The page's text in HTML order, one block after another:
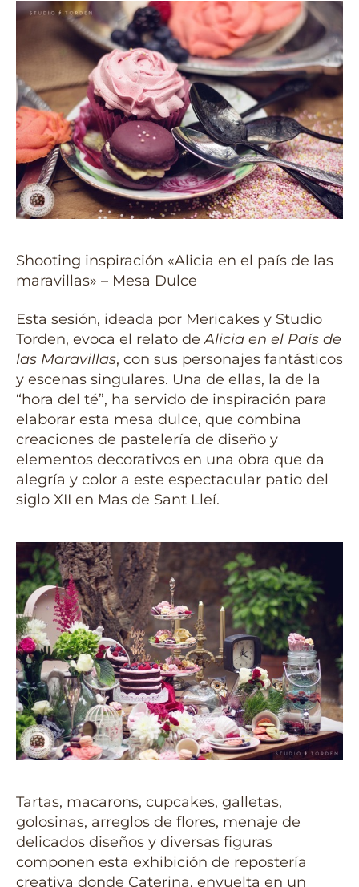
Shooting inspiración «Alicia en el país de las
maravillas» – Mesa Dulce
Esta sesión, ideada por Mericakes y Studio
Torden, evoca el relato deAlicia en el País de
las Maravillas, con sus personajes fantásticos
y escenas singulares. Una de ellas, la de la
“hora del té”, ha servido de inspiración para
elaborar esta mesa dulce, que combina
creaciones de pastelería de diseño y
elementos decorativos en una obra que da
alegría y color a este espectacular patio del
siglo XII en Mas de Sant Lleí.
Tartas, macarons, cupcakes, galletas,
golosinas, arreglos de flores, menaje de
delicados diseños y diversas figuras
componen esta exhibición de repostería
creativa donde Caterina, envuelta en un